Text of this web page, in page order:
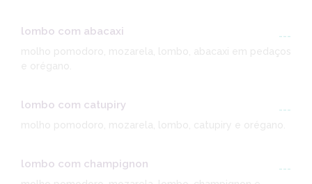
lombo com abacaxi
---
molho pomodoro, mozarela, lombo, abacaxi em pedaços
lombo com catupiry
---
molho pomodoro, mozarela, lombo, catupiry e orégano.
lombo com champignon
---